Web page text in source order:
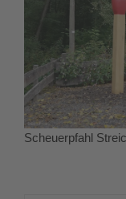
Scheuerpfahl